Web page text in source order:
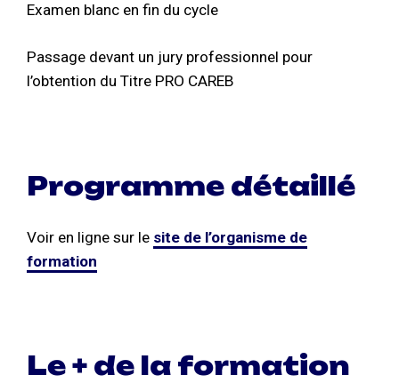
Examen blanc en fin du cycle
Passage devant un jury professionnel pour
l’obtention du Titre PRO CAREB
Programme détaillé
Voir en ligne sur le site de l’organisme de
formation
Le + de la formation